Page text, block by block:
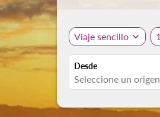
Viaje sencillo expand_more
Desde